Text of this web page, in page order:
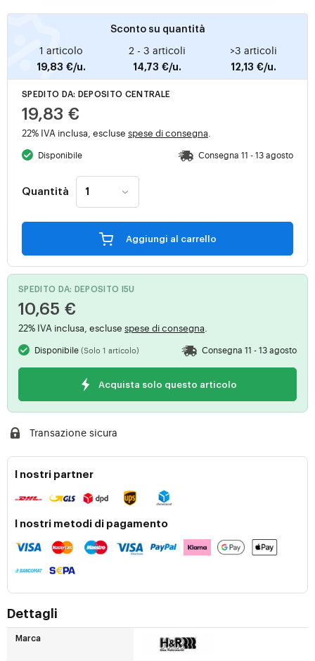
Sconto su quantità
1 articolo
19,83 €/u.
2 - 3 articoli
14,73 €/u.
>3 articoli
12,13 €/u.
SPEDITO DA: DEPOSITO CENTRALE
19,83 €
22% IVA inclusa, escluse spese di consegna
Disponibile Consegna 11 - 13 agosto
Quantità
Aggiungi al carrello
SPEDITO DA: DEPOSITO I5U
10,65 €
22% IVA inclusa, escluse spese di consegna
Disponibile(Solo 1 articolo) Consegna 11 - 13 agosto
Acquista solo questo articolo
Transazione sicura
I nostri partner
I nostri metodi di pagamento
Dettagli
Marca